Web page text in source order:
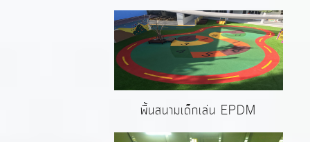
พื้นสนามเด็กเล่น EPDM